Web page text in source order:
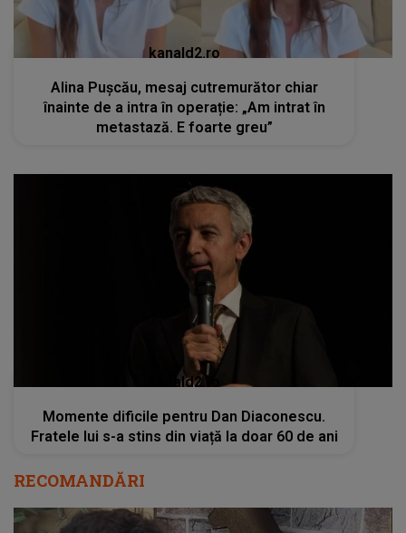
kanald2.ro
Alina Pușcău, mesaj cutremurător chiar
înainte de a intra în operație: „Am intrat în
metastază. E foarte greu”
kanald2.ro
Momente dificile pentru Dan Diaconescu.
Fratele lui s-a stins din viață la doar 60 de ani
RECOMANDĂRI